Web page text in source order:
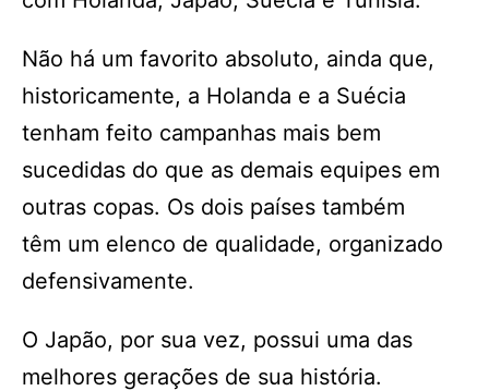
Não há um favorito absoluto, ainda que,
historicamente, a Holanda e a Suécia
tenham feito campanhas mais bem
sucedidas do que as demais equipes em
outras copas. Os dois países também
têm um elenco de qualidade, organizado
defensivamente.
O Japão, por sua vez, possui uma das
melhores gerações de sua história.